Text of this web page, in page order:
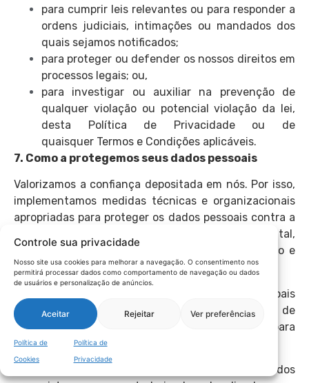
Controle sua privacidade
Nosso site usa cookies para melhorar a navegação. O consentimento nos
permitirá processar dados como comportamento de navegação ou dados
de usuários e personalização de anúncios.
Aceitar Rejeitar Ver preferências
Política de
Cookies
Política de
Privacidade
para cumprir leis relevantes ou para responder a
ordens judiciais, intimações ou mandados dos
quais sejamos notificados;
para proteger ou defender os nossos direitos em
processos legais; ou,
para investigar ou auxiliar na prevenção de
qualquer violação ou potencial violação da lei,
desta Política de Privacidade ou de
quaisquer Termos e Condições aplicáveis.
7. Como a protegemos seus dados pessoais
Valorizamos a confiança depositada em nós. Por isso,
implementamos medidas técnicas e organizacionais
apropriadas para proteger os dados pessoais contra a
destruição acidental ou ilícita, perda acidental,
alteração, divulgação ou o acesso não autorizado e
contra qualquer outra forma de tratamento ilícito.
Durante a coleta e transferência de dados pessoais
sensíveis, usamos uma ampla variedade de
tecnologias e procedimentos de segurança para
ajudar a proteger estas informações.
Os dados pessoais que recebemos são armazenados